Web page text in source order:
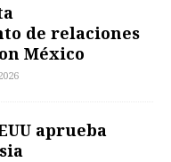
de relaciones
México
aprueba